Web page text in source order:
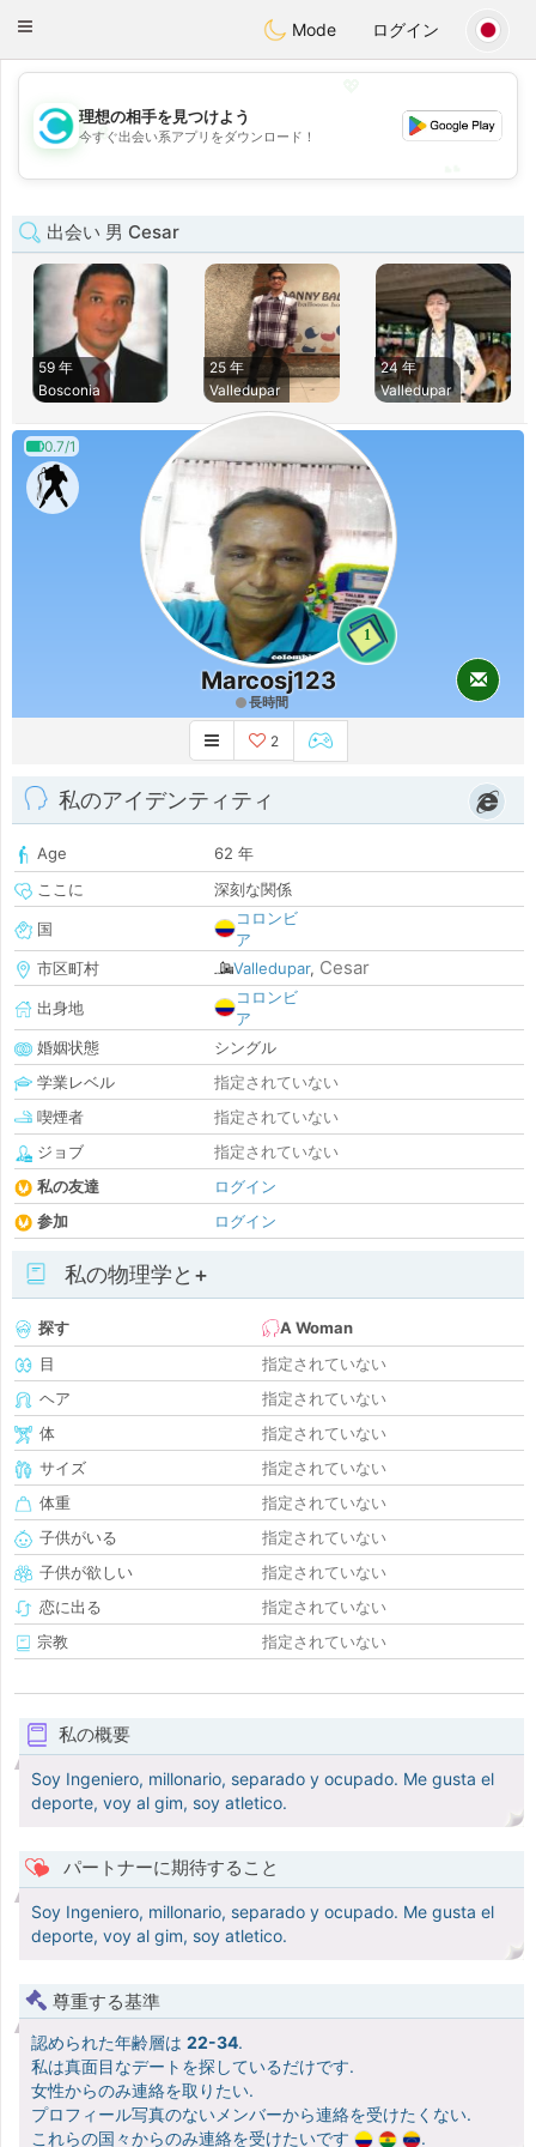
olombiaCitas
Toggle
Mode ログイン
💖
💕
理想の相手を見つけよう
今すぐ出会い系アプリをダウンロード！
出会い 男 Cesar
59 年
Bosconia
25 年
Valledupar
24 年
Valledupar
0.7/1
1
Marcosj123
長時間
2
私のアイデンティティ
Age
62 年
ここに
深刻な関係
国
コロンビ
ア
市区町村
Valledupar, Cesar
出身地
コロンビ
ア
婚姻状態
シングル
学業レベル
指定されていない
喫煙者
指定されていない
ジョブ
指定されていない
私の友達
ログイン
参加
ログイン
私の物理学と+
探す
A Woman
目
指定されていない
ヘア
指定されていない
体
指定されていない
サイズ
指定されていない
体重
指定されていない
子供がいる
指定されていない
子供が欲しい
指定されていない
恋に出る
指定されていない
宗教
指定されていない
私の概要
Soy Ingeniero, millonario, separado y ocupado. Me gusta el
deporte, voy al gim, soy atletico.
パートナーに期待すること
Soy Ingeniero, millonario, separado y ocupado. Me gusta el
deporte, voy al gim, soy atletico.
尊重する基準
認められた年齢層は 22-34.
私は真面目なデートを探しているだけです.
女性からのみ連絡を取りたい.
プロフィール写真のないメンバーから連絡を受けたくない.
これらの国々からのみ連絡を受けたいです
.